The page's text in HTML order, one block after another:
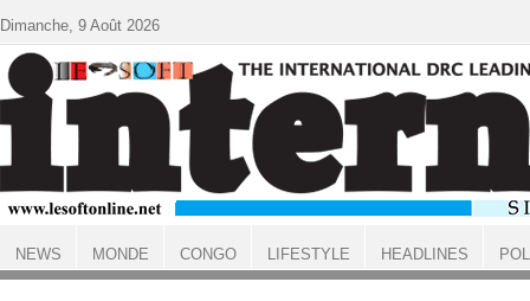
ACCUEIL
Dimanche, 9 Août 2026
NEWS MONDE CONGO LIFESTYLE HEADLINES